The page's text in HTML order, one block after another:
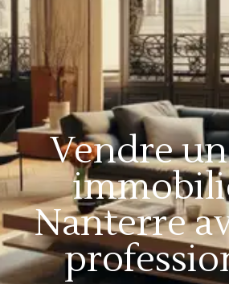
Vendre
Nanterre